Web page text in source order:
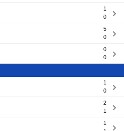
1
0
5
0
0
0
1
0
2
1
1